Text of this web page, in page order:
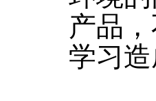
产品
学习